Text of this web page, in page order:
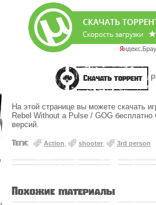
Скачать торрент
На этой странице вы можете скачать
Rebel Without a Pulse / GOG бесплатно
версий.
Теги: Action shooter 3rd person
Похожие материалы